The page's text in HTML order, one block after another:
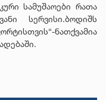
სამუშაოები რათა
სერვისი.ბოდიშს
ნათქვამია